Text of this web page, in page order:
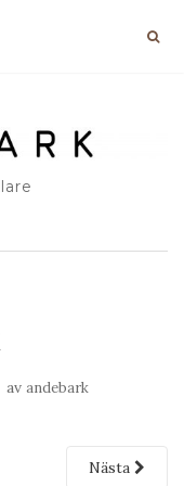
av andebark
Nästa